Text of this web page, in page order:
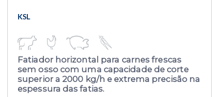
KSL
Fatiador horizontal para carnes frescas
sem osso com uma capacidade de corte
superior a 2000 kg/h e extrema precisão na
espessura das fatias.